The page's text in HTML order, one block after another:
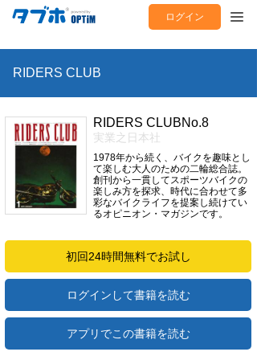
ログイン
RIDERS CLUB
RIDERS CLUBNo.8
実業之日本社
1978年から続く、バイクを趣味とし
て楽しむ大人のための二輪総合誌。
創刊から一貫してスポーツバイクの
楽しみ方を探求、時代に合わせて多
彩なバイクライフを提案し続けてい
るオピニオン・マガジンです。
初回24時間無料でお試し
ログインして書籍を読む
アプリでこの書籍を読む